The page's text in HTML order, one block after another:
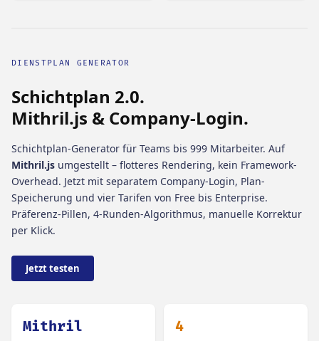
DIENSTPLAN GENERATOR
Schichtplan 2.0.
Mithril.js & Company-Login.
Schichtplan-Generator für Teams bis 999 Mitarbeiter. Auf
Mithril.js umgestellt – flotteres Rendering, kein Framework-
Overhead. Jetzt mit separatem Company-Login, Plan-
Speicherung und vier Tarifen von Free bis Enterprise.
Präferenz-Pillen, 4-Runden-Algorithmus, manuelle Korrektur
per Klick.
Jetzt testen
Mithril 4